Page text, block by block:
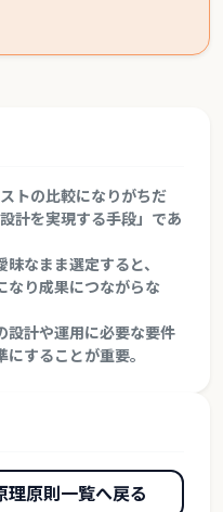
トの比較になりがちだ
計を実現する手段」であ
なまま選定すると、
なり成果につながらな
設計や運用に必要な要件
することが重要。
原則一覧へ戻る